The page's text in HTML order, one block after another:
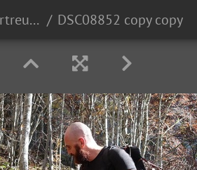
Réserve des Hauts de Chartreuse, pendant le chantier DSC08852 copy copy